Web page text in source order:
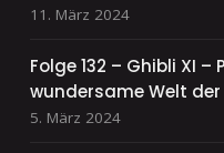
11. März 2024
Folge 132 – Ghibli XI
wundersame Welt der
5. März 2024